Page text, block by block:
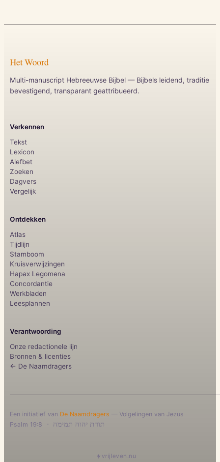
Het Woord
Multi-manuscript Hebreeuwse Bijbel — Bijbels leidend, traditie
bevestigend, transparant geattribueerd.
Verkennen
Tekst
Lexicon
Alefbet
Zoeken
Dagvers
Vergelijk
Ontdekken
Atlas
Tijdlijn
Stamboom
Kruisverwijzingen
Hapax Legomena
Concordantie
Werkbladen
Leesplannen
Verantwoording
Onze redactionele lijn
Bronnen & licenties
← De Naamdragers
Een initiatief van De Naamdragers — Volgelingen van Jezus
תורת יהוה תמימה ·
Psalm 19:8
vrijleven.nu